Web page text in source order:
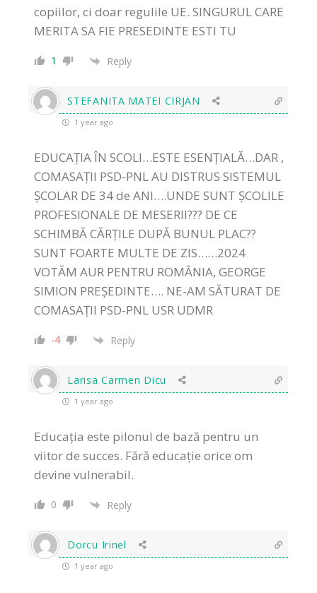
copiilor, ci doar regulile UE. SINGURUL CARE
MERITA SA FIE PRESEDINTE ESTI TU
1 Reply
STEFANITA MATEI CIRJAN
1 year ago
EDUCAȚIA ÎN SCOLI…ESTE ESENȚIALĂ…DAR ,
COMASAȚII PSD-PNL AU DISTRUS SISTEMUL
ȘCOLAR DE 34 de ANI….UNDE SUNT ȘCOLILE
PROFESIONALE DE MESERII??? DE CE
SCHIMBĂ CĂRȚILE DUPĂ BUNUL PLAC??
SUNT FOARTE MULTE DE ZIS……2024
VOTĂM AUR PENTRU ROMÂNIA, GEORGE
SIMION PREȘEDINTE…. NE-AM SĂTURAT DE
COMASAȚII PSD-PNL USR UDMR
-4 Reply
Larisa Carmen Dicu
1 year ago
Educația este pilonul de bază pentru un
viitor de succes. Fără educație orice om
devine vulnerabil.
0 Reply
Dorcu Irinel
1 year ago